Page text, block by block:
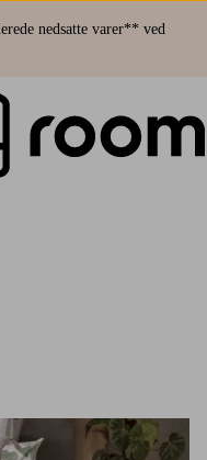
nedsatte varer** ved